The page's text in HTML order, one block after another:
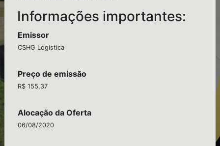
Informações importantes:
Emissor
CSHG Logística
Preço de emissão
R$ 155,37
Alocação da Oferta
06/08/2020